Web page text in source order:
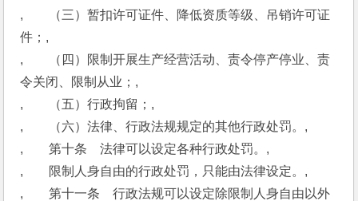
,　　（三）暂扣许可证件、降低资质等级、吊销许可证
件；,
,　　（四）限制开展生产经营活动、责令停产停业、责
令关闭、限制从业；,
,　　（五）行政拘留；,
,　　（六）法律、行政法规规定的其他行政处罚。,
,　　第十条　法律可以设定各种行政处罚。,
,　　限制人身自由的行政处罚，只能由法律设定。,
,　　第十一条　行政法规可以设定除限制人身自由以外